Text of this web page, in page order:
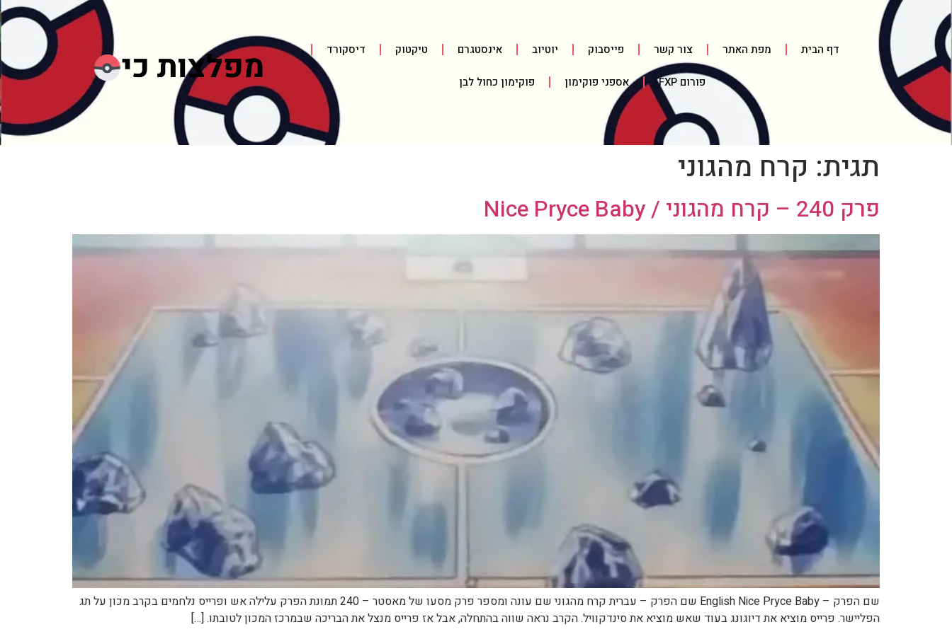
דף הבית מפת האתר צור קשר פייסבוק יוטיוב אינסטגרם טיקטוק דיסקורד
פורום FXP אספני פוקימון פוקימון כחול לבן
תגית: קרח מהגוני
פרק 240 – קרח מהגוני / Nice Pryce Baby
שם הפרק – English Nice Pryce Baby שם הפרק – עברית קרח מהגוני שם עונה ומספר פרק מסעו של מאסטר – 240 תמונת הפרק עלילה אש ופרייס נלחמים בקרב מכון על תג
הפליישר. פרייס מוציא את דיוגונג בעוד שאש מוציא את סינדקוויל. הקרב נראה שווה בהתחלה, אבל אז פרייס מנצל את הבריכה שבמרכז המכון לטובתו. […]